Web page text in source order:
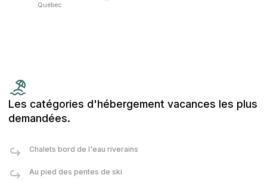
Québec
Les catégories d'hébergement vacances les plus
demandées.
Chalets bord de l'eau riverains
Au pied des pentes de ski